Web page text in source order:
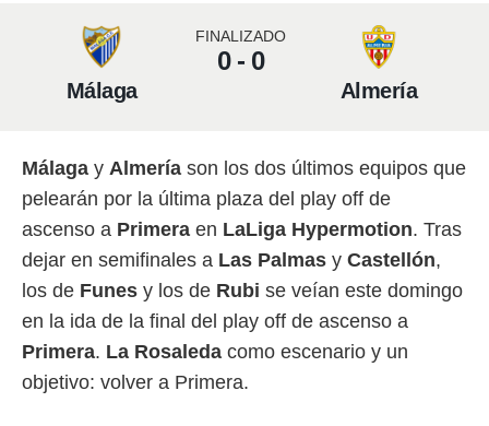
disponible
cookies
Málaga
FINALIZADO
0 - 0
Almería
Málaga y Almería son los dos últimos equipos que
pelearán por la última plaza del play off de
ascenso a Primera en LaLiga Hypermotion. Tras
dejar en semifinales a Las Palmas y Castellón,
los de Funes y los de Rubi se veían este domingo
en la ida de la final del play off de ascenso a
Primera. La Rosaleda como escenario y un
objetivo: volver a Primera.